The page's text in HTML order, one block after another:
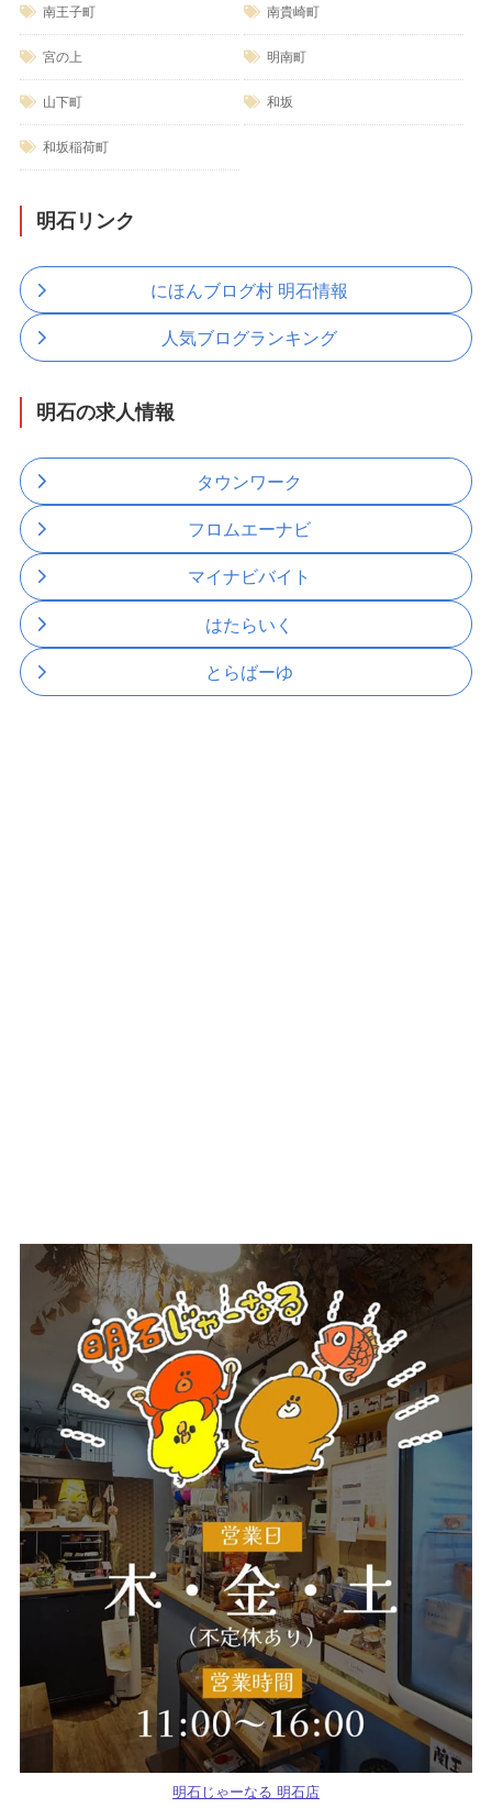
南王子町 南貴崎町
宮の上 明南町
山下町 和坂
和坂稲荷町
明石リンク
にほんブログ村 明石情報
人気ブログランキング
明石の求人情報
タウンワーク
フロムエーナビ
マイナビバイト
はたらいく
とらばーゆ
明石じゃーなる 明石店